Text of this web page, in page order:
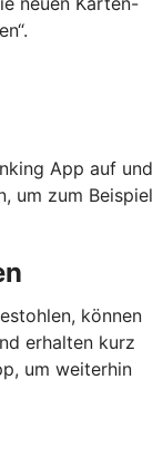
App auf und
um zum Beispiel
können
erhalten kurz
um weiterhin